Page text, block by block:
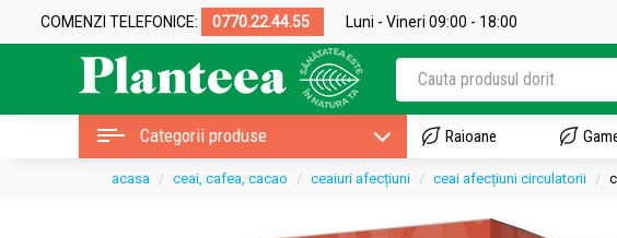
COMENZI TELEFONICE: 0770.22.44.55 Luni - Vineri 09:00 - 18:00
Categorii produse Raioane
acasa ceai, cafea, cacao ceaiuri afecțiuni ceai afecțiuni circulatorii